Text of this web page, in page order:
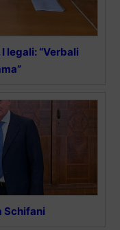
legali: “Verbali
Schifani